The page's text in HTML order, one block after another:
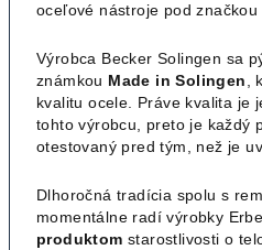
oceľové nástroje pod značkou
Výrobca Becker Solingen sa
známkou Made in Solingen
,
kvalitu ocele. Práve kvalita je
tohto výrobcu, preto je každý
otestovaný pred tým, než je
Dlhoročná tradícia spolu s
momentálne radí výrobky
produktomstarostlivosti o